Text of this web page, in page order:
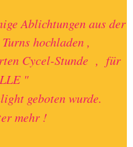
Ablichtungen aus der
hochladen ,
Cycel-Stunde , für
"
geboten wurde.
mehr !